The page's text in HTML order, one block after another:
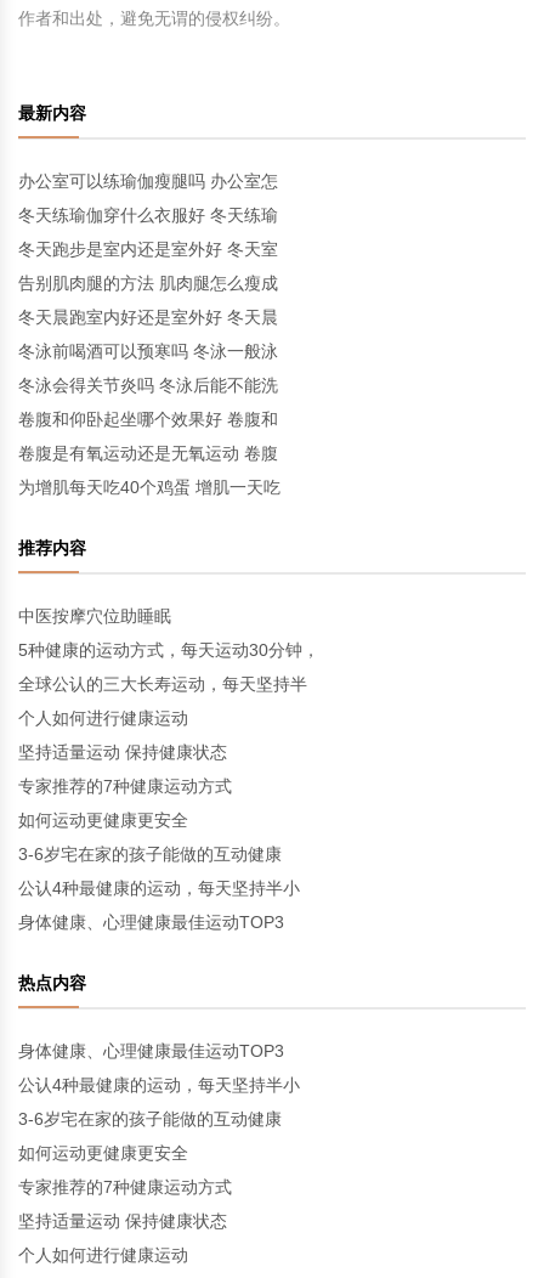
作者和出处，避免无谓的侵权纠纷。
最新内容
办公室可以练瑜伽瘦腿吗 办公室怎
冬天练瑜伽穿什么衣服好 冬天练瑜
冬天跑步是室内还是室外好 冬天室
告别肌肉腿的方法 肌肉腿怎么瘦成
冬天晨跑室内好还是室外好 冬天晨
冬泳前喝酒可以预寒吗 冬泳一般泳
冬泳会得关节炎吗 冬泳后能不能洗
卷腹和仰卧起坐哪个效果好 卷腹和
卷腹是有氧运动还是无氧运动 卷腹
为增肌每天吃40个鸡蛋 增肌一天吃
推荐内容
中医按摩穴位助睡眠
5种健康的运动方式，每天运动30分钟，
全球公认的三大长寿运动，每天坚持半
个人如何进行健康运动
坚持适量运动 保持健康状态
专家推荐的7种健康运动方式
如何运动更健康更安全
3-6岁宅在家的孩子能做的互动健康
公认4种最健康的运动，每天坚持半小
身体健康、心理健康最佳运动TOP3
热点内容
身体健康、心理健康最佳运动TOP3
公认4种最健康的运动，每天坚持半小
3-6岁宅在家的孩子能做的互动健康
如何运动更健康更安全
专家推荐的7种健康运动方式
坚持适量运动 保持健康状态
个人如何进行健康运动